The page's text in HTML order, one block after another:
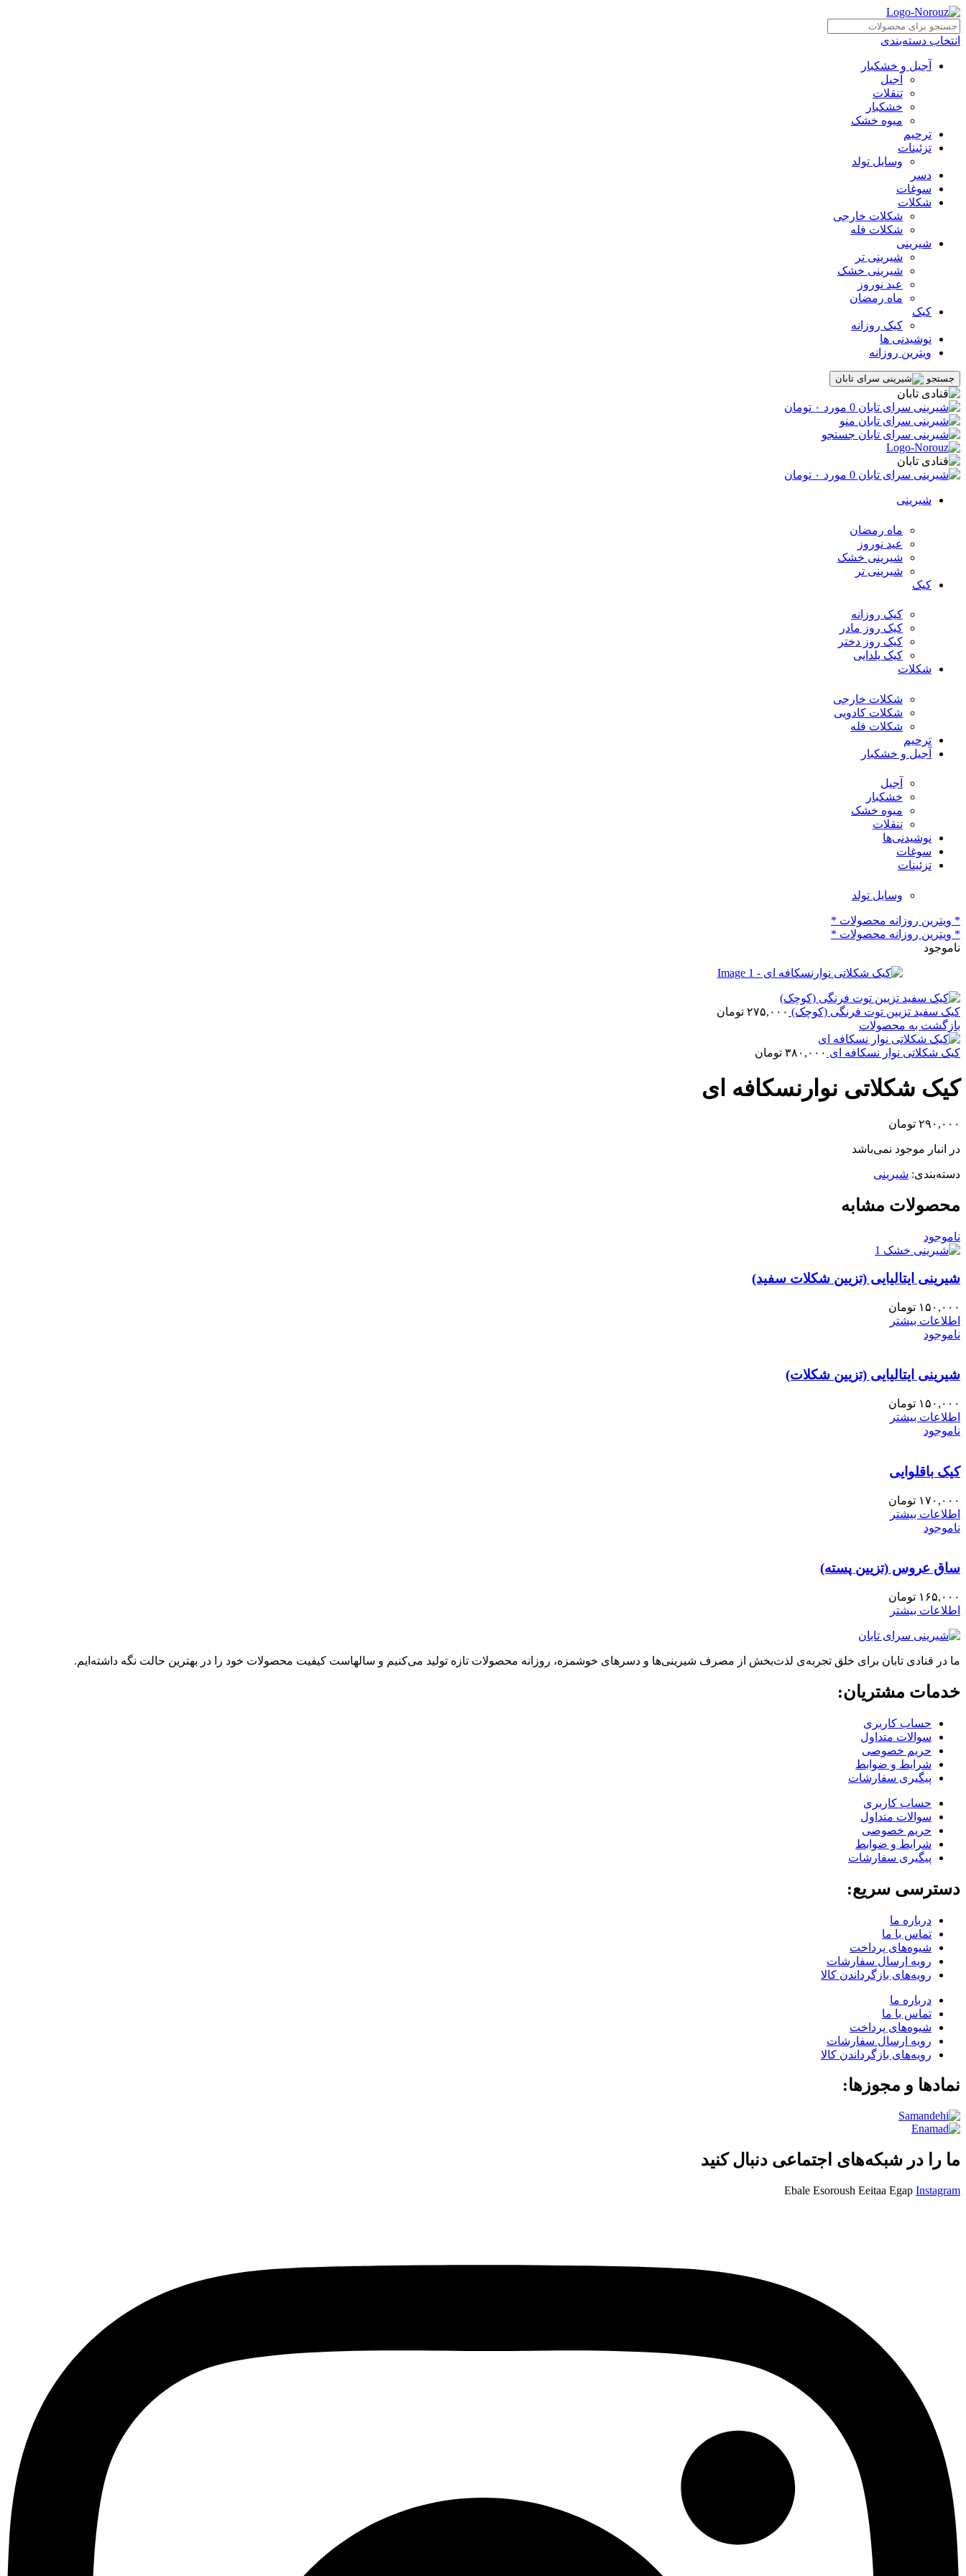
انتخاب دسته‌بندی
آجیل و خشکبار
آجیل
تنقلات
خشکبار
میوه خشک
ترحیم
تزئینات
وسایل تولد
دسر
سوغات
شکلات
شکلات خارجی
شکلات فله
شیرینی
شیرینی تر
شیرینی خشک
عید نوروز
ماه رمضان
کیک
کیک روزانه
نوشیدنی ها
ویترین روزانه
جستجو
0 مورد ۰ تومان
منو
جستجو
0 مورد ۰ تومان
شیرینی
ماه رمضان
عید نوروز
شیرینی خشک
شیرینی تر
کیک
کیک روزانه
کیک روز مادر
کیک روز دختر
کیک یلدایی
شکلات
شکلات خارجی
شکلات کادویی
شکلات فله
ترحیم
آجیل و خشکبار
آجیل
خشکبار
میوه خشک
تنقلات
نوشیدنی‌ها
سوغات
تزئینات
وسایل تولد
* ویترین روزانه محصولات *
* ویترین روزانه محصولات *
ناموجود
کیک سفید تزیین توت فرنگی (کوچک) ۲۷۵,۰۰۰ تومان
بازگشت به محصولات
کیک شکلاتی نوار نسکافه ای ۳۸۰,۰۰۰ تومان
کیک شکلاتی نوارنسکافه ای
۲۹۰,۰۰۰ تومان
در انبار موجود نمی‌باشد
دسته‌بندی: شیرینی
محصولات مشابه
ناموجود
شیرینی ایتالیایی (تزیین شکلات سفید)
۱۵۰,۰۰۰ تومان
اطلاعات بیشتر
ناموجود
شیرینی ایتالیایی (تزیین شکلات)
۱۵۰,۰۰۰ تومان
اطلاعات بیشتر
ناموجود
کیک باقلوایی
۱۷۰,۰۰۰ تومان
اطلاعات بیشتر
ناموجود
ساق عروس (تزیین پسته)
۱۶۵,۰۰۰ تومان
اطلاعات بیشتر
ما در قنادی تابان برای خلق تجربه‌ی لذت‌بخش از مصرف شیرینی‌ها و دسرهای خوشمزه، روزانه محصولات تازه تولید می‌کنیم و سالهاست کیفیت محصولات خود را در بهترین حالت نگه داشته‌ایم.
خدمات مشتریان:
حساب کاربری
سوالات متداول
حریم خصوصی
شرایط و ضوابط
پیگیری سفارشات
حساب کاربری
سوالات متداول
حریم خصوصی
شرایط و ضوابط
پیگیری سفارشات
دسترسی سریع:
درباره ما
تماس با ما
شیوه‌های پرداخت
رویه ارسال سفارشات
رویه‌های بازگرداندن کالا
درباره ما
تماس با ما
شیوه‌های پرداخت
رویه ارسال سفارشات
رویه‌های بازگرداندن کالا
نمادها و مجوزها:
ما را در شبکه‌های اجتماعی دنبال کنید
Ebale Esoroush Eeitaa Egap Instagram